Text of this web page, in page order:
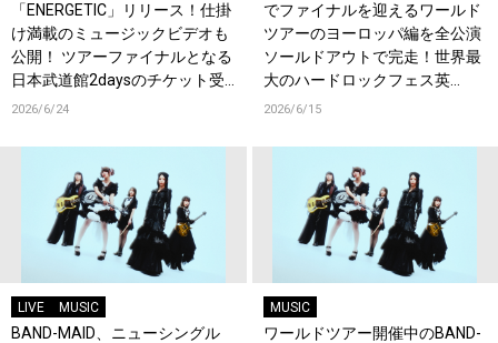
「ENERGETIC」リリース！仕掛
け満載のミュージックビデオも
公開！ ツアーファイナルとなる
日本武道館2daysのチケット受
付もスタート！
2026/6/24
でファイナルを迎えるワールド
ツアーのヨーロッパ編を全公演
ソールドアウトで完走！世界最
大のハードロックフェス英
『Download Festival』でも熱
2026/6/15
LIVE MUSIC
BAND-MAID、ニューシングル
MUSIC
ワールドツアー開催中のBAND-